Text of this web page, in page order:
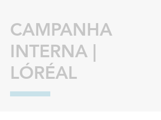
CAMPANHA
INTERNA |
LÓRÉAL